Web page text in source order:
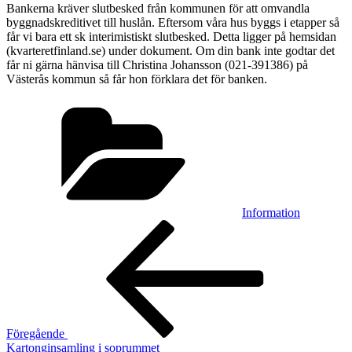
Bankerna kräver slutbesked från kommunen för att omvandla
byggnadskreditivet till huslån. Eftersom våra hus byggs i etapper så
får vi bara ett sk interimistiskt slutbesked. Detta ligger på hemsidan
(kvarteretfinland.se) under dokument. Om din bank inte godtar det
får ni gärna hänvisa till Christina Johansson (021-391386) på
Västerås kommun så får hon förklara det för banken.
Information
Inläggsnavigering
Föregående
Kartonginsamling i soprummet